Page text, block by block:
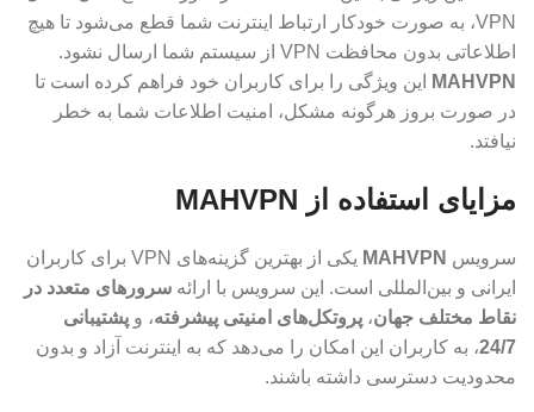
VPN، به صورت خودکار ارتباط اینترنت شما قطع می‌شود تا هیچ
اطلاعاتی بدون محافظت VPN از سیستم شما ارسال نشود.
MAHVPN
این ویژگی را برای کاربران خود فراهم کرده است تا
در صورت بروز هرگونه مشکل، امنیت اطلاعات شما به خطر
نیافتد.
مزایای استفاده از MAHVPN
سرویس MAHVPN
یکی از بهترین گزینه‌های VPN برای کاربران
ایرانی و بین‌المللی است. این سرویس با ارائه سرورهای متعدد در
نقاط مختلف جهان، پروتکل‌های امنیتی پیشرفته، و پشتیبانی
24/7، به کاربران این امکان را می‌دهد که به اینترنت آزاد و بدون
محدودیت دسترسی داشته باشند.